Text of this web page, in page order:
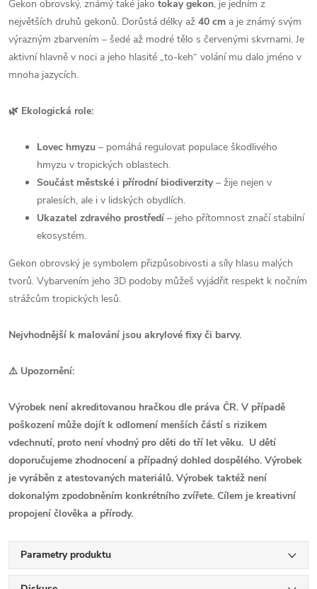
Gekon obrovský, známý také jako tokay gekon, je jedním z
největších druhů gekonů. Dorůstá délky až 40 cm a je známý svým
výrazným zbarvením – šedé až modré tělo s červenými skvrnami. Je
aktivní hlavně v noci a jeho hlasité „to-keh“ volání mu dalo jméno v
mnoha jazycích.
🌿 Ekologická role:
Lovec hmyzu – pomáhá regulovat populace škodlivého
hmyzu v tropických oblastech.
Součást městské i přírodní biodiverzity– žije nejen v
pralesích, ale i v lidských obydlích.
Ukazatel zdravého prostředí – jeho přítomnost značí stabilní
ekosystém.
Gekon obrovský je symbolem přizpůsobivosti a síly hlasu malých
tvorů. Vybarvením jeho 3D podoby můžeš vyjádřit respekt k nočním
strážcům tropických lesů.
Nejvhodnější k malování jsou akrylové fixy či barvy.
⚠️ Upozornění:
Výrobek není akreditovanou hračkou dle práva ČR. V případě
poškození může dojít k odlomení menších částí s rizikem
vdechnutí, proto není vhodný pro děti do tří let věku. U dětí
doporučujeme zhodnocení a případný dohled dospělého. Výrobek
je vyráběn z atestovaných materiálů. Výrobek taktéž není
dokonalým zpodobněním konkrétního zvířete. Cílem je kreativní
propojení člověka a přírody.
Parametry produktu